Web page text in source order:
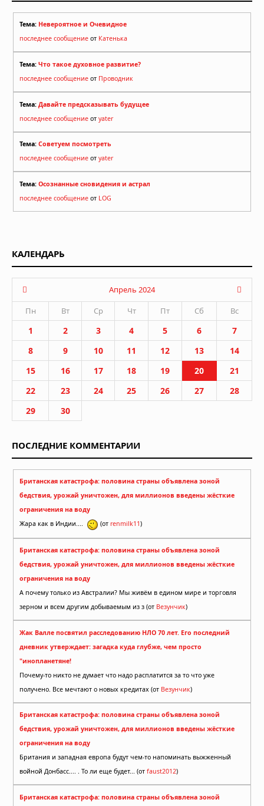
Тема: Невероятное и Очевидное
последнее сообщение от Катенька
Тема: Что такое духовное развитие?
последнее сообщение от Проводник
Тема: Давайте предсказывать будущее
последнее сообщение от yater
Тема: Советуем посмотреть
последнее сообщение от yater
Тема: Осознанные сновидения и астрал
последнее сообщение от LOG
КАЛЕНДАРЬ
Апрель 2024
Пн
Вт Ср Чт Пт Сб Вс
1 2 3 4 5 6
7
8
9 10 11 12 13
14
15
16 17 18 19 20
21
22
23 24 25 26 27
28
29
30
ПОСЛЕДНИЕ КОММЕНТАРИИ
Британская катастрофа: половина страны объявлена зоной
бедствия, урожай уничтожен, для миллионов введены жёсткие
ограничения на воду
Жара как в Индии....
(от renmilk11)
Британская катастрофа: половина страны объявлена зоной
бедствия, урожай уничтожен, для миллионов введены жёсткие
ограничения на воду
А почему только из Австралии? Мы живём в едином мире и торговля
зерном и всем другим добываемым из з (от Везунчик)
Жак Валле посвятил расследованию НЛО 70 лет. Его последний
дневник утверждает: загадка куда глубже, чем просто
"инопланетяне!
Почему-то никто не думает что надо расплатится за то что уже
получено. Все мечтают о новых кредитах (от Везунчик)
Британская катастрофа: половина страны объявлена зоной
бедствия, урожай уничтожен, для миллионов введены жёсткие
ограничения на воду
Британия и западная европа будут чем-то напоминать выжженный
войной Донбасс.... . То ли еще будет... (от faust2012)
Британская катастрофа: половина страны объявлена зоной